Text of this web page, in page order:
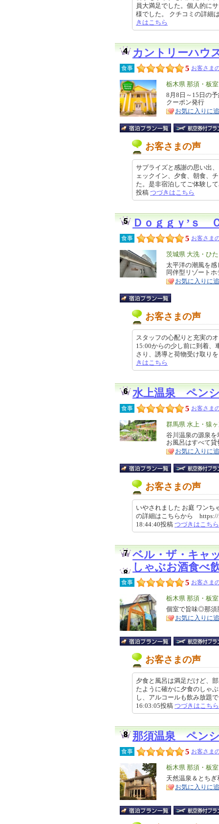
員大満足でした。個人的に
様でした。 クチコミの詳
きはこちら
カントリーハウ
食事 5 お客さま
エ
リ
ア
栃木県 那須・板
特
徴
8月8日～15日の
クーポン発行
お気に入りに
お客さまの声
サプライズと感謝の思い出
ェックイン、夕食、朝食、
た。是非宿泊してご体験し
投稿 つづきはこちら
Ｄｏｇｇｙ’ｓ
食事 5 お客さま
エ
リ
ア
茨城県 大洗・ひ
特
徴
太平洋の潮風を
同伴型リゾートホ
お気に入りに
お客さまの声
スタッフの心配りと充実の
15:00からの少し前に到着、
さり、誘導と荷物受け取り
きはこちら
水上温泉 ペン
食事 5 お客さま
エ
リ
ア
群馬県 水上・猿
特
徴
谷川温泉の源泉
お風呂はすべて
お気に入りに
お客さまの声
いやされました お庭 ワンち
の詳細はこちらから
18:44:40投稿 つづきはこちら
ベル・ザ・キャ
しゃぶお酒食べ
食事 5 お客さま
エ
リ
ア
栃木県 那須・板
特
徴
個室で旨味◎那須
お気に入りに
お客さまの声
夕食と風呂は満足だけど、
たように確かに夕食のしゃ
し、アルコールも飲み放題
16:03:05投稿 つづきはこちら
那須温泉 ペン
食事 5 お客さま
エ
リ
ア
栃木県 那須・板
特
徴
天然温泉＆とち
お気に入りに